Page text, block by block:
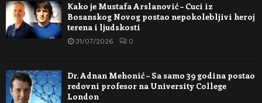
Kako je Mustafa Arslanović – Cuci iz
Bosanskog Novog postao nepokolebljivi heroj
terena i ljudskosti
31/07/2026 0
Dr. Adnan Mehonić – Sa samo 39 godina postao
redovni profesor na University College
London